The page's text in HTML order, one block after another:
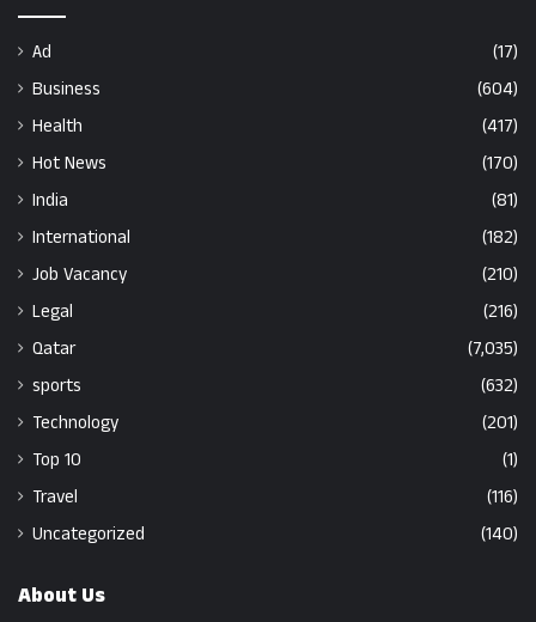
Ad
(17)
Business
(604)
Health
(417)
Hot News
(170)
India
(81)
International
(182)
Job Vacancy
(210)
Legal
(216)
Qatar
(7,035)
sports
(632)
Technology
(201)
Top 10
(1)
Travel
(116)
Uncategorized
(140)
About Us